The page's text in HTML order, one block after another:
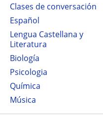
Clases de conversación
Español
Lengua Castellana y
Literatura
Biología
Psicologia
Química
Música